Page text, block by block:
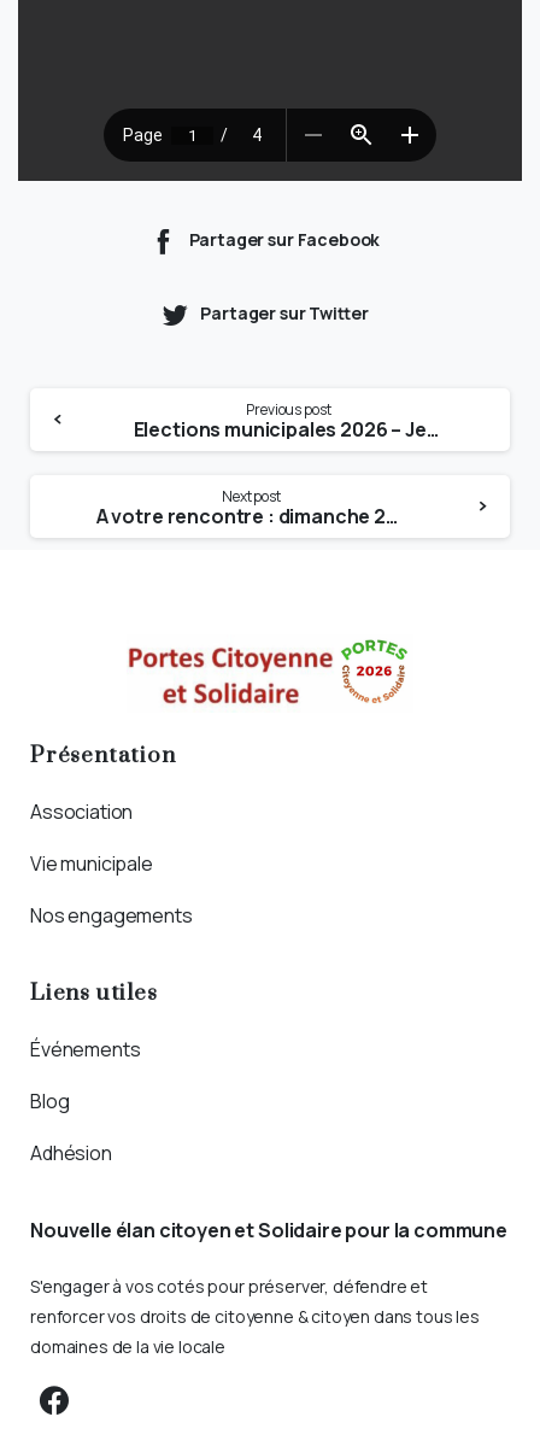
Partager sur Facebook
Partager sur Twitter
Previous post
Elections municipales 2026 – Jean-Michel Bochaton conduira une liste de large rassemblement
Next post
A votre rencontre : dimanche 28 septembre 2025, à partir de 10h, vers la résidence Renaissance et les bâtiments Descartes
Présentation
Association
Vie municipale
Nos engagements
Liens utiles
Événements
Blog
Adhésion
Nouvelle élan citoyen et Solidaire pour la commune
S'engager à vos cotés pour préserver, défendre et
renforcer vos droits de citoyenne & citoyen dans tous les
domaines de la vie locale